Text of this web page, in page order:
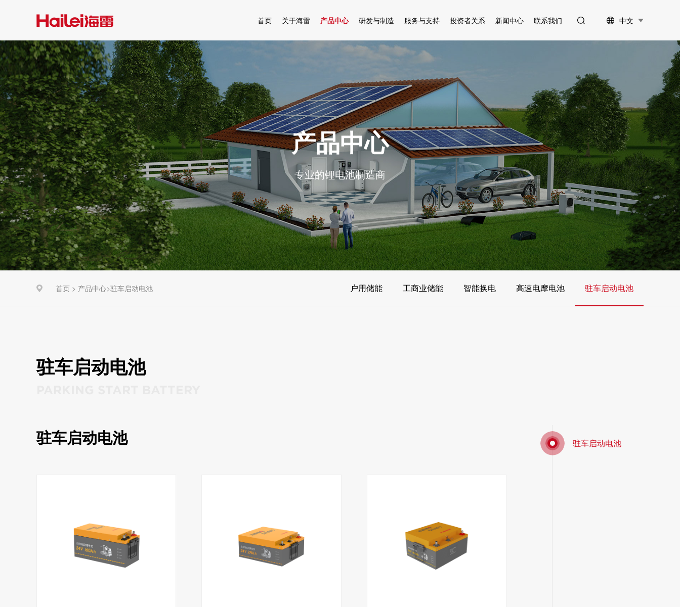
首页
解决办法
安装案例
联系我们
关于海雷
企业文化
公司环境
合作伙伴
发展历程
海雷荣誉
加入海雷
产品中心
户用储能
工商业储能
智能换电
高速电摩电池
驻车启动电池
研发与制造
研发实力
核心技术
先进制造
质量保障
服务与支持
服务介绍
掌上监控
专业团队
资料下载
投资者关系
投资者互动
新闻中心 联系我们 中文
产品中心
专业的锂电池制造商
户用储能 工商业储能 智能换电 高速电摩电池 驻车启动电池
首页 > 产品中心>驻车启动电池
驻车启动电池
驻车启动电池 驻车启动电池